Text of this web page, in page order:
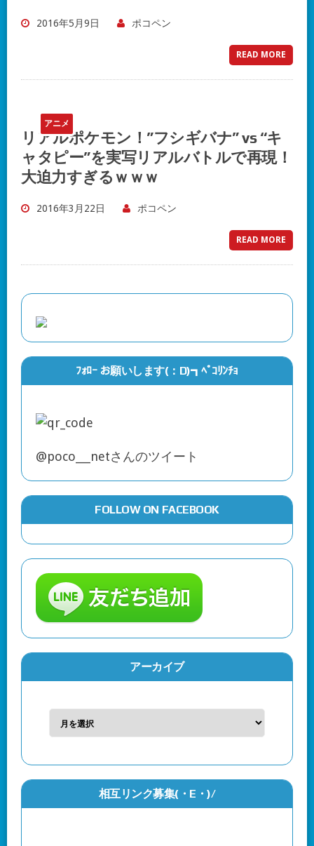
2016年5月9日 ポコペン
READ MORE
アニメ
リアルポケモン！”フシギバナ” vs “キ
ャタピー”を実写リアルバトルで再現！
大迫力すぎるｗｗｗ
2016年3月22日 ポコペン
READ MORE
ﾌｫﾛｰ お願いします(：D)┓ﾍﾟｺﾘﾝﾁｮ
@poco___netさんのツイート
FOLLOW ON FACEBOOK
アーカイブ
相互リンク募集(・Ε・)/